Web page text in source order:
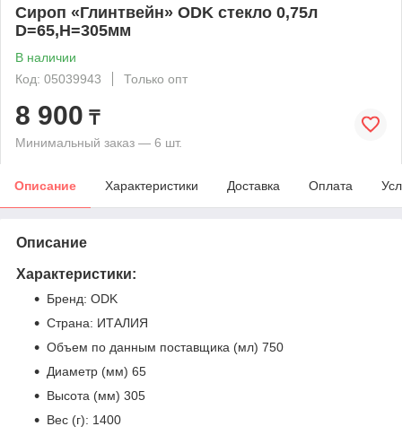
Сироп «Глинтвейн» ODK стекло 0,75л
D=65,H=305мм
В наличии
Код: 05039943
Только опт
8 900 ₸
Минимальный заказ — 6 шт.
Описание Характеристики Доставка Оплата
Описание
Характеристики:
Бренд: ODK
Страна: ИТАЛИЯ
Объем по данным поставщика (мл) 750
Диаметр (мм) 65
Высота (мм) 305
Вес (г): 1400